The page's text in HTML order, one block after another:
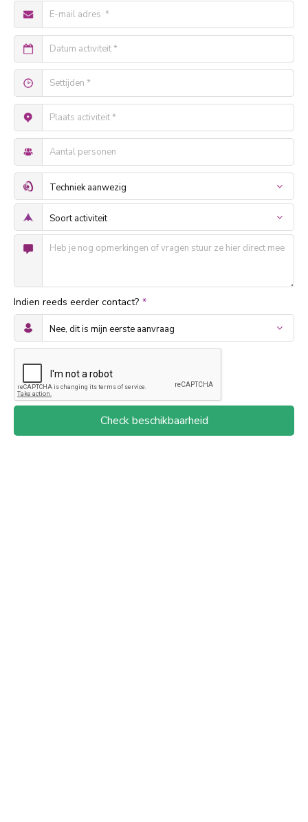
Indien reeds eerder contact? *
Check beschikbaarheid